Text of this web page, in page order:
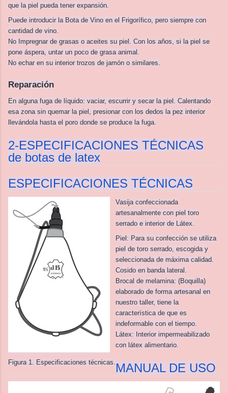
que la piel pueda tener expansión.
Puede introducir la Bota de Vino en el Frigorífico, pero siempre con
cantidad de vino.
No Impregnar de grasas o aceites su piel. Con los años, si la piel se
pone áspera, untar un poco de grasa animal.
No echar en su interior trozos de jamón o similares.
Reparación
En alguna fuga de líquido: vaciar, escurrir y secar la piel. Calentando
esa zona sin quemar la piel, presionar con los dedos la pez interior
llevándola hasta el poro donde se produce la fuga.
2-ESPECIFICACIONES TÉCNICAS
de botas de latex
ESPECIFICACIONES TÉCNICAS
Figura 1. Especificaciones técnicas.
Vasija confeccionada
artesanalmente con piel toro
serrado e interior de Látex.
Piel: Para su confección se utiliza
piel de toro serrado, escogida y
seleccionada de máxima calidad.
Cosido en banda lateral.
Brocal de melamina: (Boquilla)
elaborado de forma artesanal en
nuestro taller, tiene la
característica de que es
indeformable con el tiempo.
Látex: Interior impermeabilizado
con látex alimentario.
MANUAL DE USO